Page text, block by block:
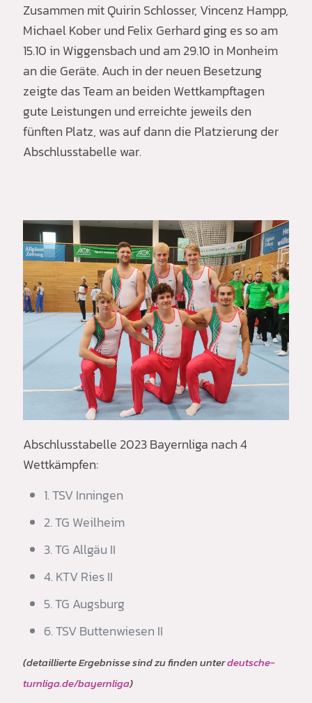
Zusammen mit Quirin Schlosser, Vincenz Hampp,
Michael Kober und Felix Gerhard ging es so am
15.10 in Wiggensbach und am 29.10 in Monheim
an die Geräte. Auch in der neuen Besetzung
zeigte das Team an beiden Wettkampftagen
gute Leistungen und erreichte jeweils den
fünften Platz, was auf dann die Platzierung der
Abschlusstabelle war.
Abschlusstabelle 2023 Bayernliga nach 4
Wettkämpfen:
1. TSV Inningen
2. TG Weilheim
3. TG Allgäu II
4. KTV Ries II
5. TG Augsburg
6. TSV Buttenwiesen II
(detaillierte Ergebnisse sind zu finden unterdeutsche-
turnliga.de/bayernliga)